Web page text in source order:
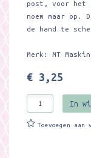
post, voor het
noem maar op.
de hand te
Merk: MT
€ 3,25
In
Toevoegen